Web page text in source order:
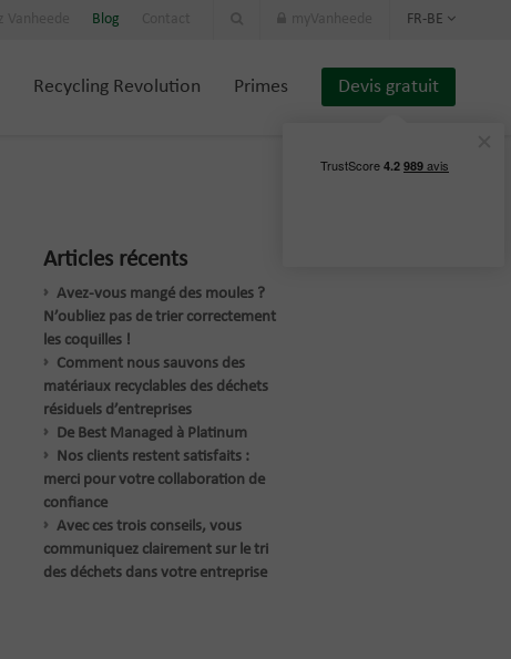
Blog FR-BE
Recycling Revolution Primes Devis gratuit
Articles récents
Avez-vous mangé des moules ?
N’oubliez pas de trier correctement
les coquilles !
Comment nous sauvons des
matériaux recyclables des déchets
résiduels d’entreprises
De Best Managed à Platinum
Nos clients restent satisfaits :
merci pour votre collaboration de
confiance
Avec ces trois conseils, vous
communiquez clairement sur le tri
des déchets dans votre entreprise